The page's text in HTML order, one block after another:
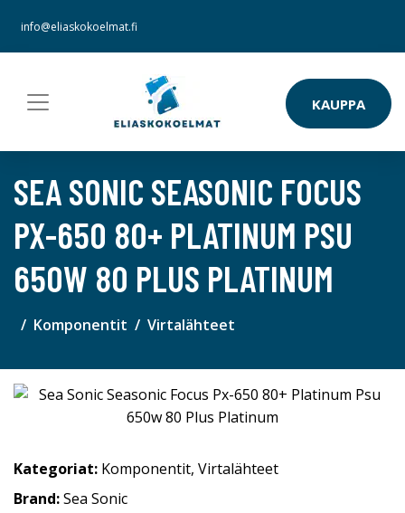
info@eliaskokoelmat.fi
KAUPPA
SEA SONIC SEASONIC FOCUS
PX-650 80+ PLATINUM PSU
650W 80 PLUS PLATINUM
Komponentit Virtalähteet
Kategoriat: Komponentit, Virtalähteet
Brand:Sea Sonic